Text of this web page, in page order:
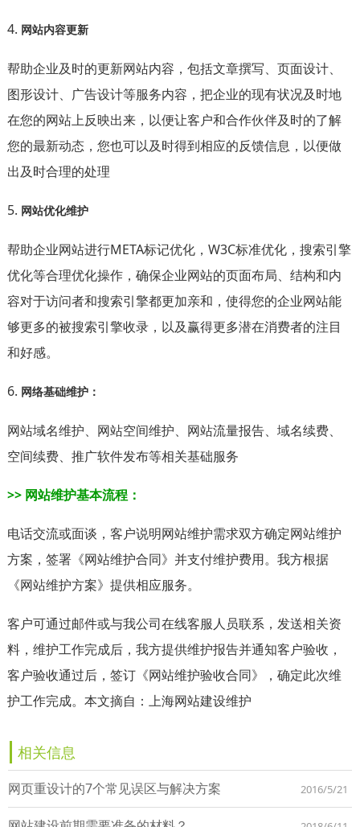
4. 网站内容更新
帮助企业及时的更新网站内容，包括文章撰写、页面设计、
图形设计、广告设计等服务内容，把企业的现有状况及时地
在您的网站上反映出来，以便让客户和合作伙伴及时的了解
您的最新动态，您也可以及时得到相应的反馈信息，以便做
出及时合理的处理
5. 网站优化维护
帮助企业网站进行META标记优化，W3C标准优化，搜索引擎
优化等合理优化操作，确保企业网站的页面布局、结构和内
容对于访问者和搜索引擎都更加亲和，使得您的企业网站能
够更多的被搜索引擎收录，以及赢得更多潜在消费者的注目
和好感。
6. 网络基础维护：
网站域名维护、网站空间维护、网站流量报告、域名续费、
空间续费、推广软件发布等相关基础服务
>> 网站维护基本流程：
电话交流或面谈，客户说明网站维护需求双方确定网站维护
方案， 签署《网站维护合同》并支付维护费用。 我方根据
《网站维护方案》提供相应服务。
客户可通过邮件或与我公司在线客服人员联系，发送相关资
料， 维护工作完成后，我方提供维护报告并通知客户验收，
客户验收通过后，签订《网站维护验收合同》，确定此次维
护工作完成。本文摘自：上海网站建设维护
相关信息
网页重设计的7个常见误区与解决方案 2016/5/21